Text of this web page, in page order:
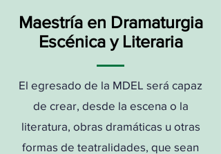
Maestría en Dramaturgia
Escénica y Literaria
El egresado de la MDEL será capaz
de crear, desde la escena o la
literatura, obras dramáticas u otras
formas de teatralidades, que sean